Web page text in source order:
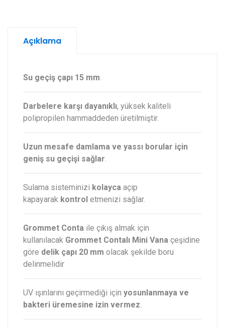
Açıklama
Su geçiş çapı 15 mm.
Darbelere karşı dayanıklı, yüksek kaliteli
polipropilen hammaddeden üretilmiştir.
Uzun mesafe damlama ve yassı borular için
geniş su geçişi sağlar.
Sulama sisteminizi kolayca açıp
kapayarak kontrol etmenizi sağlar.
Grommet Conta ile çıkış almak için
kullanılacak Grommet Contalı Mini Vana çeşidine
göre delik çapı 20 mm olacak şekilde boru
delinmelidir
UV ışınlarını geçirmediği için yosunlanmaya ve
bakteri üremesine izin vermez.